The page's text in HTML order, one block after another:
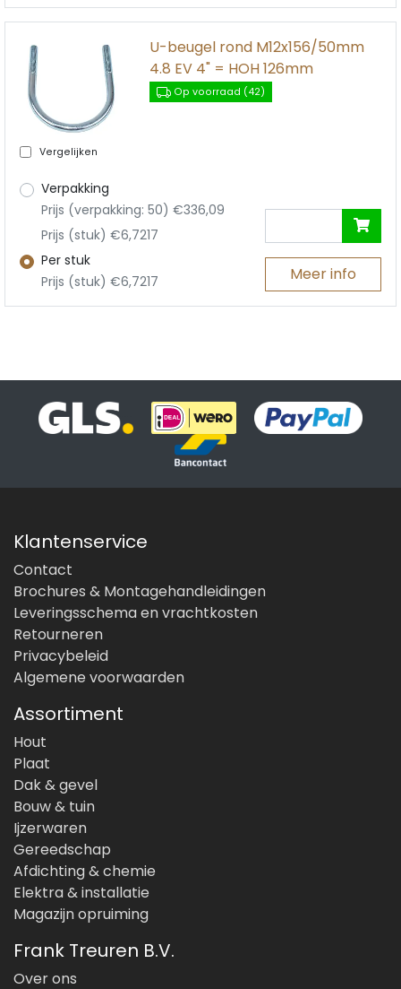
Vergelijken
U-beugel rond M12x156/50mm
4.8 EV 4" = HOH 126mm
Op voorraad (42)
Verpakking
Prijs (verpakking: 50) €336,09
Prijs (stuk) €6,7217
Per stuk
Prijs (stuk) €6,7217
Meer info
Klantenservice
Contact
Brochures & Montagehandleidingen
Leveringsschema en vrachtkosten
Retourneren
Privacybeleid
Algemene voorwaarden
Assortiment
Hout
Plaat
Dak & gevel
Bouw & tuin
Ijzerwaren
Gereedschap
Afdichting & chemie
Elektra & installatie
Magazijn opruiming
Frank Treuren B.V.
Over ons